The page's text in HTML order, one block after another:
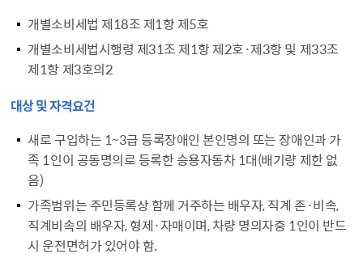
개별소비세법 제18조 제1항 제5호
개별소비세법시행령 제31조 제1항 제2호·제3항 및 제33조
제1항 제3호의2
대상 및 자격요건
새로 구입하는 1~3급 등록장애인 본인명의 또는 장애인과 가
족 1인이 공동명의로 등록한 승용자동차 1대(배기량 제한 없
음)
가족범위는 주민등록상 함께 거주하는 배우자, 직계 존·비속,
직계비속의 배우자, 형제·자매이며, 차량 명의자중 1인이 반드
시 운전면허가 있어야 함.